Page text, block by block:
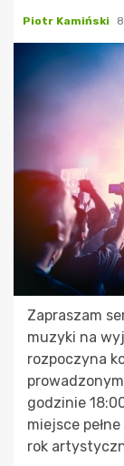
Piotr Kamiński
Zapraszam
muzyki na
rozpoczyna
godzinie
miejsce
rok